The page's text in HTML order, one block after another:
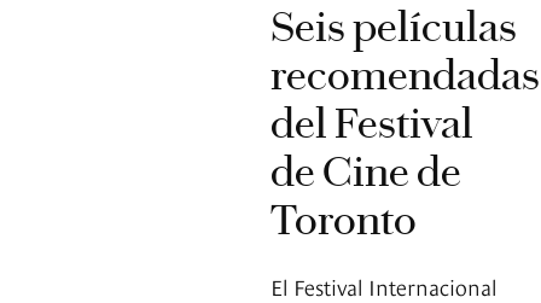
Seis películas
recomendadas
del Festival
de Cine de
Toronto
El Festival Internacional